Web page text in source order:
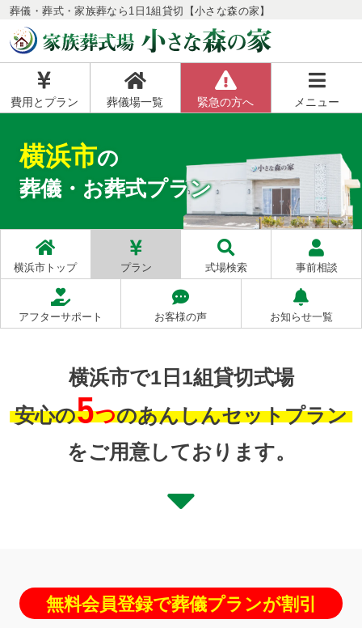
葬儀・葬式・家族葬なら1日1組貸切【小さな森の家】
費用とプラン 葬儀場一覧 緊急の方へ メニュー
横浜市の
葬儀・お葬式プラン
お客様
満足度98 %
横浜市トップ プラン 式場検索 事前相談
アフターサポート お客様の声 お知らせ一覧
横浜市で1日1組貸切式場
安心の5つのあんしんセットプラン
をご用意しております。
無料会員登録で葬儀プランが割引